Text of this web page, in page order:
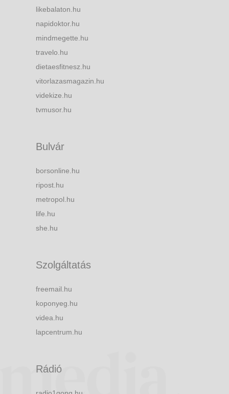
likebalaton.hu
napidoktor.hu
mindmegette.hu
travelo.hu
dietaesfitnesz.hu
vitorlazasmagazin.hu
videkize.hu
tvmusor.hu
Bulvár
borsonline.hu
ripost.hu
metropol.hu
life.hu
she.hu
Szolgáltatás
freemail.hu
koponyeg.hu
videa.hu
lapcentrum.hu
Rádió